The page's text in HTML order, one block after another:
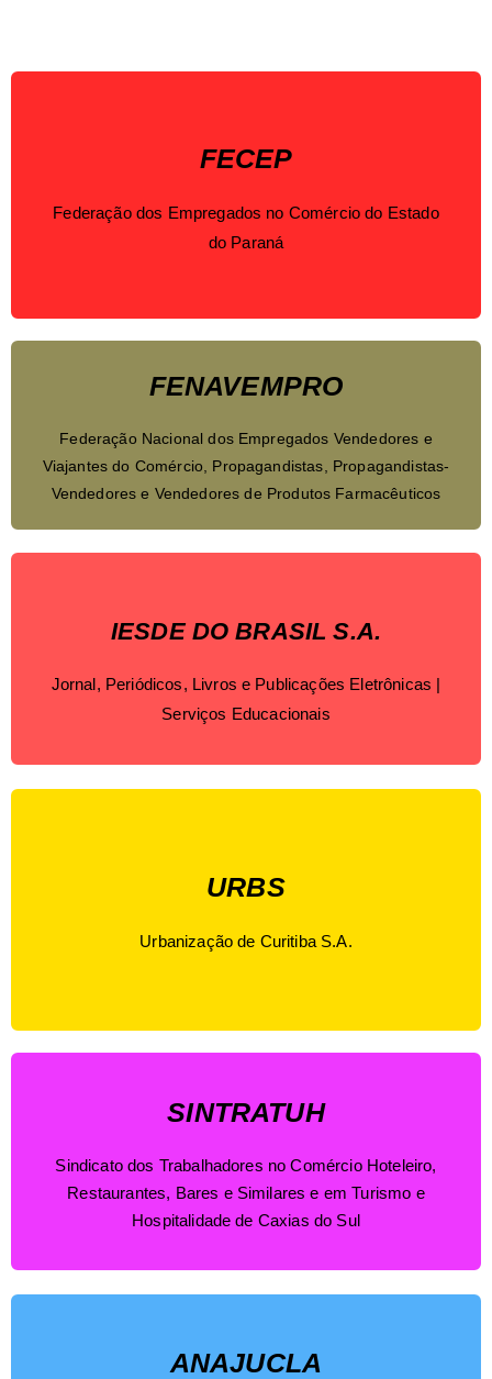
FECEP
Federação dos Empregados no Comércio do Estado
do Paraná
FENAVEMPRO
Federação Nacional dos Empregados Vendedores e
Viajantes do Comércio, Propagandistas, Propagandistas-
Vendedores e Vendedores de Produtos Farmacêuticos
IESDE DO BRASIL S.A.
Jornal, Periódicos, Livros e Publicações Eletrônicas |
Serviços Educacionais
URBS
Urbanização de Curitiba S.A.
SINTRATUH
Sindicato dos Trabalhadores no Comércio Hoteleiro,
Restaurantes, Bares e Similares e em Turismo e
Hospitalidade de Caxias do Sul
ANAJUCLA